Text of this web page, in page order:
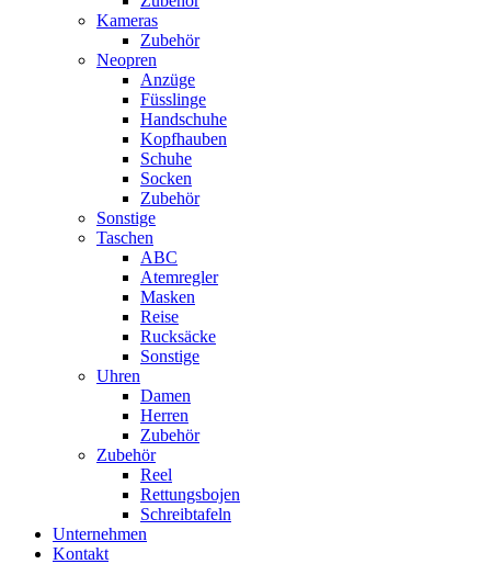
Kameras
Zubehör
Neopren
Anzüge
Füsslinge
Handschuhe
Kopfhauben
Schuhe
Socken
Zubehör
Sonstige
Taschen
ABC
Atemregler
Masken
Reise
Rucksäcke
Sonstige
Uhren
Damen
Herren
Zubehör
Zubehör
Reel
Rettungsbojen
Schreibtafeln
Unternehmen
Kontakt